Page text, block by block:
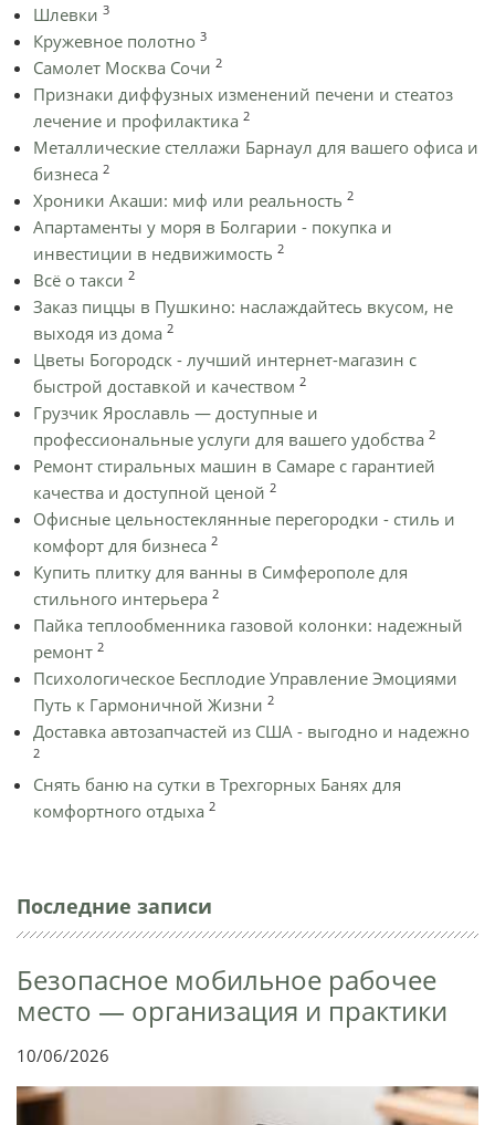
Шлевки 3
Кружевное полотно 3
Самолет Москва Сочи 2
Признаки диффузных изменений печени и стеатоз
лечение и профилактика 2
Металлические стеллажи Барнаул для вашего офиса и
бизнеса 2
Хроники Акаши: миф или реальность 2
Апартаменты у моря в Болгарии - покупка и
инвестиции в недвижимость 2
Всё о такси 2
Заказ пиццы в Пушкино: наслаждайтесь вкусом, не
выходя из дома 2
Цветы Богородск - лучший интернет-магазин с
быстрой доставкой и качеством 2
Грузчик Ярославль — доступные и
профессиональные услуги для вашего удобства 2
Ремонт стиральных машин в Самаре с гарантией
качества и доступной ценой 2
Офисные цельностеклянные перегородки - стиль и
комфорт для бизнеса 2
Купить плитку для ванны в Симферополе для
стильного интерьера 2
Пайка теплообменника газовой колонки: надежный
ремонт 2
Психологическое Бесплодие Управление Эмоциями
Путь к Гармоничной Жизни 2
Доставка автозапчастей из США - выгодно и надежно
2
Снять баню на сутки в Трехгорных Банях для
комфортного отдыха 2
Последние записи
Безопасное мобильное рабочее
место — организация и практики
10/06/2026